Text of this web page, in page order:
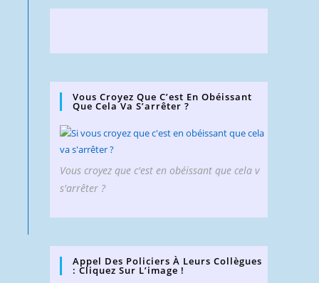
Vous Croyez Que C’est En Obéissant
Que Cela Va S’arrêter ?
Vous croyez que c'est en obéissant que cela v
s'arrêter ?
Appel Des Policiers À Leurs Collègues
: Cliquez Sur L’image !